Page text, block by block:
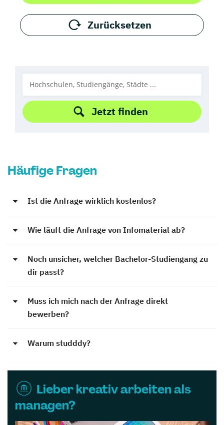
Zurücksetzen
Jetzt finden
Häufige Fragen
Ist die Anfrage wirklich kostenlos?
Wie läuft die Anfrage von Infomaterial ab?
Noch unsicher, welcher Bachelor-Studiengang zu
dir passt?
Muss ich mich nach der Anfrage direkt
bewerben?
Warum studddy?
Lieber kreativ arbeiten als
managen?